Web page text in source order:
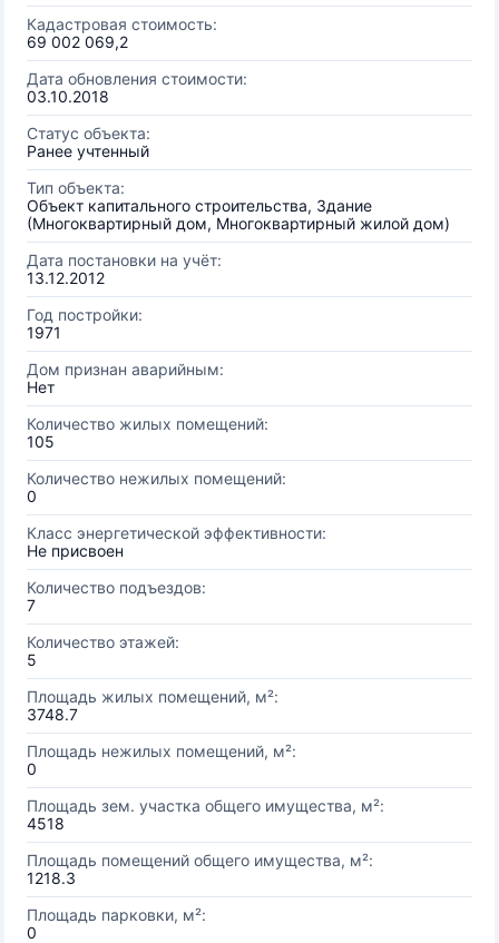
Кадастровая стоимость:
69 002 069,2
Дата обновления стоимости:
03.10.2018
Статус объекта:
Ранее учтенный
Тип объекта:
Объект капитального строительства, Здание
(Многоквартирный дом, Многоквартирный жилой дом)
Дата постановки на учёт:
13.12.2012
Год постройки:
1971
Дом признан аварийным:
Нет
Количество жилых помещений:
105
Количество нежилых помещений:
0
Класс энергетической эффективности:
Не присвоен
Количество подъездов:
7
Количество этажей:
5
Площадь жилых помещений, м²:
3748.7
Площадь нежилых помещений, м²:
0
Площадь зем. участка общего имущества, м²:
4518
Площадь помещений общего имущества, м²:
1218.3
Площадь парковки, м²:
0